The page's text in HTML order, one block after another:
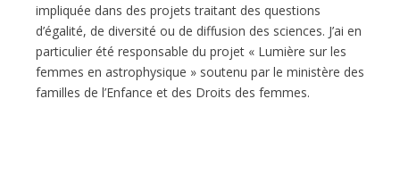
impliquée dans des projets traitant des questions
d’égalité, de diversité ou de diffusion des sciences. J’ai en
particulier été responsable du projet « Lumière sur les
femmes en astrophysique » soutenu par le ministère des
familles de l’Enfance et des Droits des femmes.